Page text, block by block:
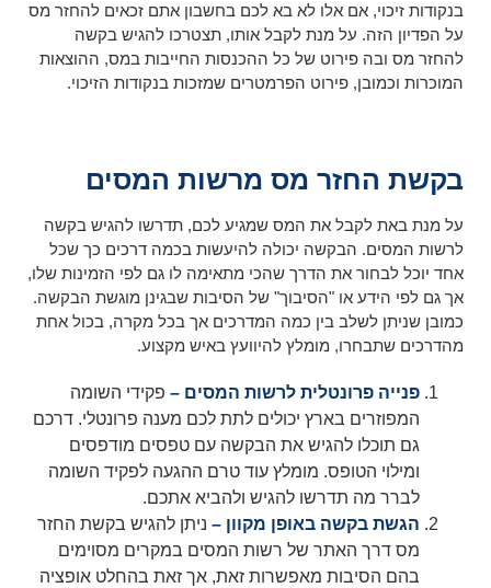
בנקודות זיכוי, אם אלו לא בא לכם בחשבון אתם זכאים להחזר מס
על הפדיון הזה. על מנת לקבל אותו, תצטרכו להגיש בקשה
להחזר מס ובה פירוט של כל ההכנסות החייבות במס, ההוצאות
המוכרות וכמובן, פירוט הפרמטרים שמזכות בנקודות הזיכוי.
בקשת החזר מס מרשות המסים
על מנת באת לקבל את המס שמגיע לכם, תדרשו להגיש בקשה
לרשות המסים. הבקשה יכולה להיעשות בכמה דרכים כך שכל
אחד יוכל לבחור את הדרך שהכי מתאימה לו גם לפי הזמינות שלו,
אך גם לפי הידע או "הסיבוך" של הסיבות שבגינן מוגשת הבקשה.
כמובן שניתן לשלב בין כמה המדרכים אך בכל מקרה, בכול אחת
מהדרכים שתבחרו, מומלץ להיוועץ באיש מקצוע.
פנייה פרונטלית לרשות המסים – פקידי השומה
המפוזרים בארץ יכולים לתת לכם מענה פרונטלי. דרכם
גם תוכלו להגיש את הבקשה עם טפסים מודפסים
ומילוי הטופס. מומלץ עוד טרם ההגעה לפקיד השומה
לברר מה תדרשו להגיש ולהביא אתכם.
הגשת בקשה באופן מקוון – ניתן להגיש בקשת החזר
מס דרך האתר של רשות המסים במקרים מסוימים
בהם הסיבות מאפשרות זאת, אך זאת בהחלט אופציה